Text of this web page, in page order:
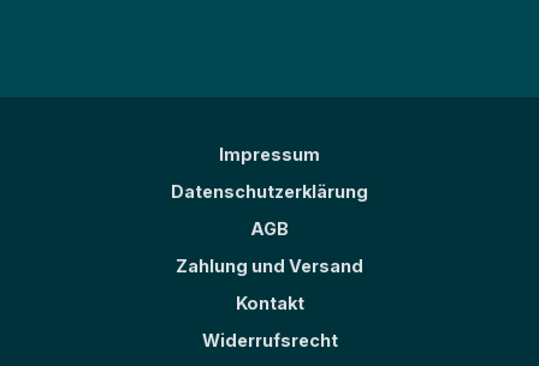
Impressum
Datenschutzerklärung
AGB
Zahlung und Versand
Kontakt
Widerrufsrecht